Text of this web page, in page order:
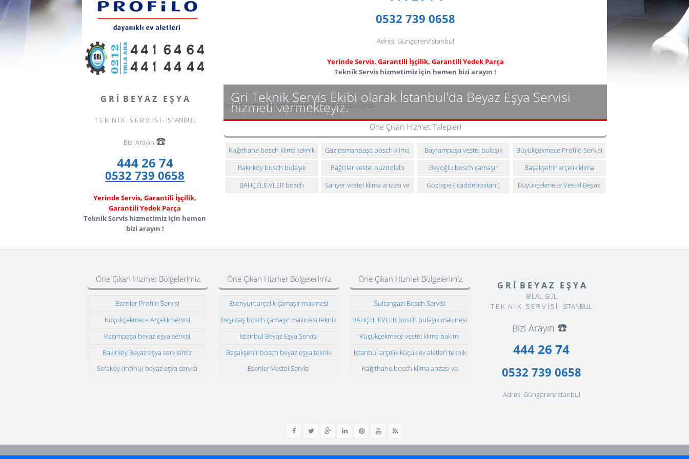
0532 739 0658
Adres: Güngören/İstanbul
Yerinde Servis, Garantili İşçilik, Garantili Yedek Parça
Teknik Servis hizmetimiz için hemen bizi arayın !
Gri Teknik Servis Ekibi olarak İstanbul'da Beyaz Eşya Servisi
hizmeti vermekteyiz.
Servislerimizle ile ilgili toplam 1 Hizmetimiz bulundu
Öne Çıkan Hizmet Talepleri
Kağıthane bosch klima teknik
servisi
Gaziosmanpaşa bosch klima
arızası ve montajı
Bayrampaşa vestel bulaşık
makinesi teknik servisi
Büyükçekmece Profilo Servisi
Bakırköy bosch bulaşık
makinesi teknik servisi
Bağcılar vestel buzdolabı
teknik servisi
Beyoğlu bosch çamaşır
makinesi teknik servisi
Başakşehir arçelik klima
taşıması ve montajı
BAHÇELİEVLER bosch
çamaşır makinesi teknik
Sarıyer vestel klima arızası ve
montajı
Göztepe ( caddebostan )
beyaz eşya servisi
Büyükçekmece Vestel Beyaz
eşya servisimiz
G R İ B E Y A Z E Ş Y A
T E K N İ K S E R V İ S İ - İSTANBUL
Bizi Arayın ☎️
444 26 74
0532 739 0658
Yerinde Servis, Garantili İşçilik,
Garantili Yedek Parça
Teknik Servis hizmetimiz için hemen
bizi arayın !
Öne Çıkan Hizmet Bölgelerimiz
Esenler Profilo Servisi
Küçükçekmece Arçelik Servisi
Kasımpaşa beyaz eşya servisi
Bakırköy Beyaz eşya servisimiz
Sefaköy (inönü) beyaz eşya servisi
Öne Çıkan Hizmet Bölgelerimiz
Esenyurt arçelik çamaşır makinesi
Beşiktaş bosch çamaşır makinesi teknik
İstanbul Beyaz Eşya Servisi
Başakşehir bosch beyaz eşya teknik
Esenler Vestel Servisi
Öne Çıkan Hizmet Bölgelerimiz
Sultangazi Bosch Servisi
BAHÇELİEVLER bosch bulaşık makinesi
Küçükçekmece vestel klima bakımı
İstanbul arçelik küçük ev aletleri teknik
Kağıthane bosch klima arızası ve
G R İ B E Y A Z E Ş Y A
BİLAL GÜL
T E K N İ K S E R V İ S İ - İSTANBUL
Bizi Arayın ☎️
444 26 74
0532 739 0658
Adres: Güngören/İstanbul